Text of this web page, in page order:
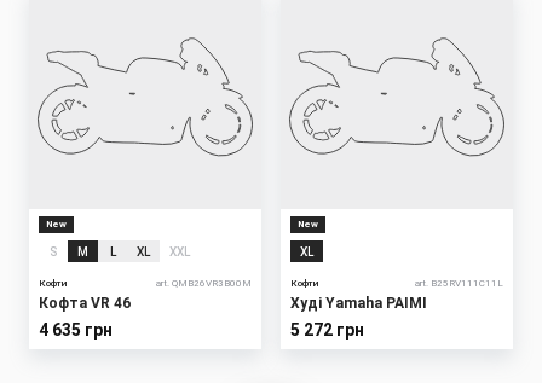
New
S M XL XXL
Кофти art. QMB26VR3B00M
Кофта VR 46
4 635 грн
New
XL
Кофти art. B25RV111C11L
Худі Yamaha PAIMI
5 272 грн